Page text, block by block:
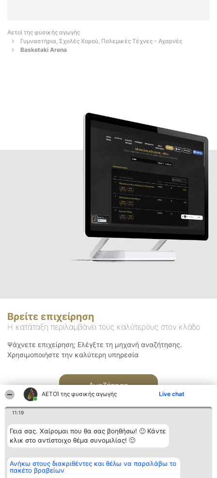
ΑΕΤΟΊ της φυσικής αγωγής Live chat
11:19
Γεια σας. Χαίρομαι που θα σας βοηθήσω! 🙂 Κάντε
κλικ στο αντίστοιχο θέμα συνομιλίας! 🙂
Ανήκω στους διακριθέντες και θέλω να παραλάβω το
πακέτο βραβείων
Αετοί της φυσικής αγωγής
Γυμναστήρια, Σχολές Χορού, Πολεμικές Τέχνες - Αχαρνές
Basketaki Arena
Βρείτε επιχείρηση
Η κατάταξη περιλαμβάνει τους καλύτερους στον κλάδο
Ψάχνετε επιχείρηση; Ελέγξτε τη μηχανή αναζήτησης.
Χρησιμοποιήστε την καλύτερη υπηρεσία
Αναζήτηση
Διοργανωτής της
κατάταξης
BEAUTIFUL COMPANY
Κατάταξη
Διακριθέντες
Επικοινωνία
Επικοινωνία